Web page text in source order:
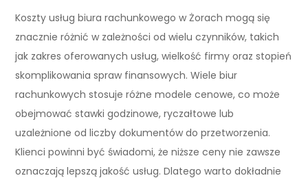
Koszty usług biura rachunkowego w Żorach mogą się
znacznie różnić w zależności od wielu czynników, takich
jak zakres oferowanych usług, wielkość firmy oraz stopień
skomplikowania spraw finansowych. Wiele biur
rachunkowych stosuje różne modele cenowe, co może
obejmować stawki godzinowe, ryczałtowe lub
uzależnione od liczby dokumentów do przetworzenia.
Klienci powinni być świadomi, że niższe ceny nie zawsze
oznaczają lepszą jakość usług. Dlatego warto dokładnie